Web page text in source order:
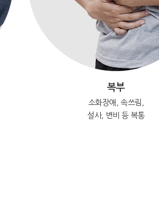
복부
소화장애, 속쓰림,
설사, 변비 등 복통